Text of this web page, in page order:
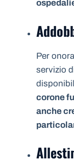
Per
servizio
corone
anche